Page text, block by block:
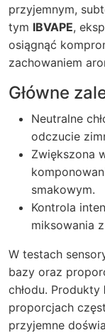
przyjemnym,
tym IBVAPE,
osiągnąć
zachowaniem
Główne
Neutralne
odczucie
Zwiększona
smakowym.
Kontrola
miksowania
W testach
bazy oraz
chłodu. Produkty
proporcjach
przyjemne